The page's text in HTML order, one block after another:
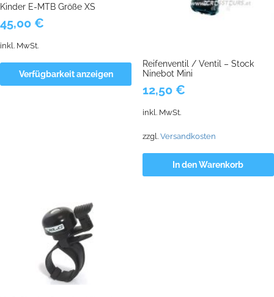
Kinder E-MTB Größe XS
45,00 €
inkl. MwSt.
Verfügbarkeit anzeigen
Reifenventil / Ventil – Stock
Ninebot Mini
12,50 €
inkl. MwSt.
zzgl. Versandkosten
In den Warenkorb